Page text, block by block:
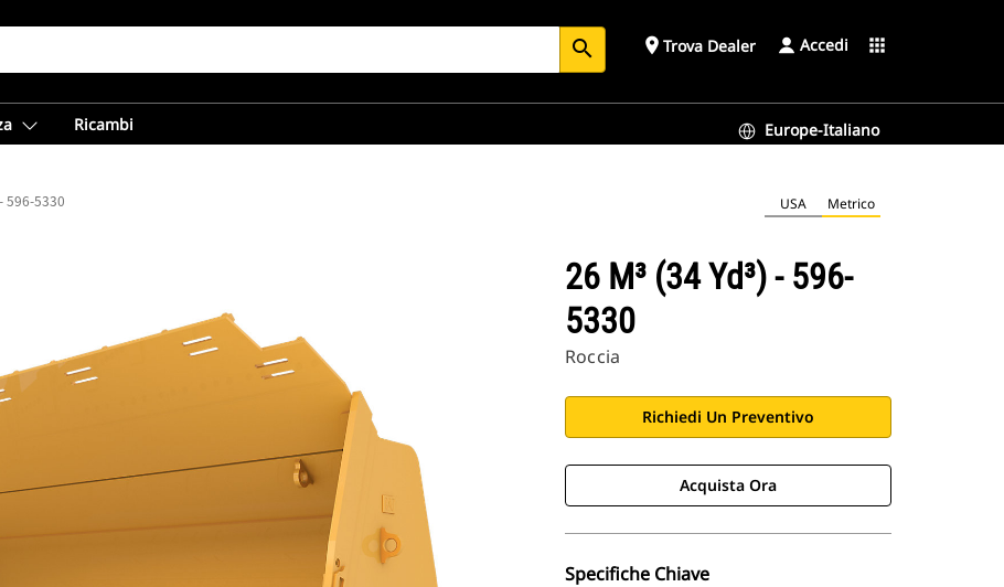
search place Trova Dealer Accedi apps
Ricambi Europe-Italiano
596-5330 USA Metrico
26 M³ (34 Yd³) - 596-
5330
Roccia
Richiedi Un Preventivo
Acquista Ora
Specifiche Chiave